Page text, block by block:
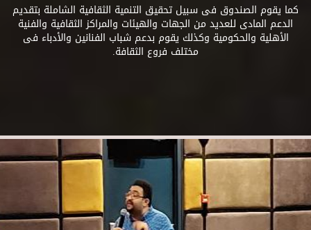
كما يقوم الصندوق فى سبيل تحقيق التنمية الثقافية الشاملة بتقديم
الدعم المادى للعديد من الجهات والهيئات والمراكز الثقافية والفنية
الأهلية والحكومية وكذلك يقوم بدعم شباب الفنانين والأدباء فى
مختلف فروع الثقافة.